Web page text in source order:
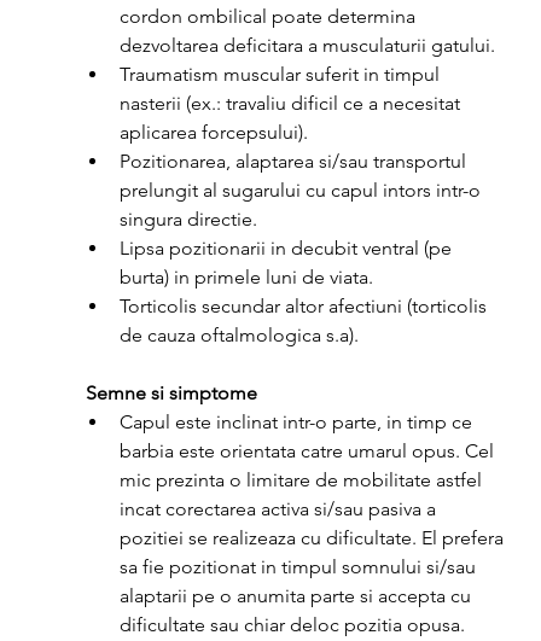
cordon ombilical poate determina
dezvoltarea deficitara a musculaturii gatului.
Traumatism muscular suferit in timpul
nasterii (ex.: travaliu dificil ce a necesitat
aplicarea forcepsului).
Pozitionarea, alaptarea si/sau transportul
prelungit al sugarului cu capul intors intr-o
singura directie.
Lipsa pozitionarii in decubit ventral (pe
burta) in primele luni de viata.
Torticolis secundar altor afectiuni (torticolis
de cauza oftalmologica s.a).
Semne si simptome
Capul este inclinat intr-o parte, in timp ce
barbia este orientata catre umarul opus. Cel
mic prezinta o limitare de mobilitate astfel
incat corectarea activa si/sau pasiva a
pozitiei se realizeaza cu dificultate. El prefera
sa fie pozitionat in timpul somnului si/sau
alaptarii pe o anumita parte si accepta cu
dificultate sau chiar deloc pozitia opusa.